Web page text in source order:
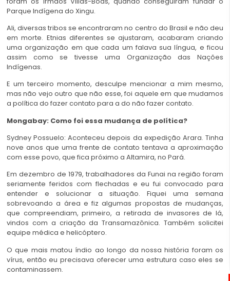
Parque Indígena do Xingu.
Ali, diversas tribos se encontraram no centro do Brasil e não deu
em morte. Etnias diferentes se ajustaram, acabaram criando
uma organização em que cada um falava sua língua, e ficou
assim como se tivesse uma Organização das Nações
Indígenas.
E um terceiro momento, desculpe mencionar a mim mesmo,
mas não vejo outro que não esse, foi aquele em que mudamos
a política do fazer contato para a do não fazer contato.
Mongabay: Como foi essa mudança de política?
Sydney Possuelo: Aconteceu depois da expedição Arara. Tinha
nove anos que uma frente de contato tentava a aproximação
com esse povo, que fica próximo a Altamira, no Pará.
Em dezembro de 1979, trabalhadores da Funai na região foram
seriamente feridos com flechadas e eu fui convocado para
entender e solucionar a situação. Fiquei uma semana
sobrevoando a área e fiz algumas propostas de mudanças,
que compreendiam, primeiro, a retirada de invasores de lá,
vindos com a criação da Transamazônica. Também solicitei
equipe médica e helicóptero.
O que mais matou índio ao longo da nossa história foram os
vírus, então eu precisava oferecer uma estrutura caso eles se
contaminassem.